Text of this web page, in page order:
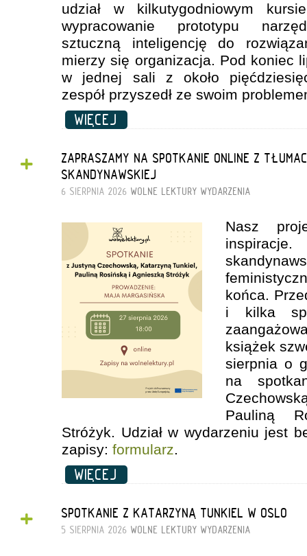
udział w kilkutygodniowym
wypracowanie prototypu
sztuczną inteligencję do
mierzy się organizacja. Pod koniec
w jednej sali z około
zespół przyszedł ze swoim
WIĘCEJ
+
ZAPRASZAMY NA SPOTKANIE ONLINE Z
SKANDYNAWSKIEJ
6 SIERPNIA 2026 WOLNE LEKTURY WYDARZENIA
Nasz
końca.
i kilka
książek
sierpnia o
na
Pauliną
Stróżyk. Udział w wydarzeniu jest
zapisy: formularz.
WIĘCEJ
+ SPOTKANIE Z KATARZYNĄ TUNKIEL W OSLO
5 SIERPNIA 2026 WOLNE LEKTURY WYDARZENIA